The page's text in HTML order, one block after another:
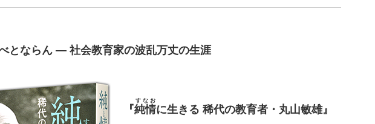
とならん ― 社会教育家の波乱万丈の生涯
『純情
すなお
に生きる 稀代の教育者・丸山敏雄』